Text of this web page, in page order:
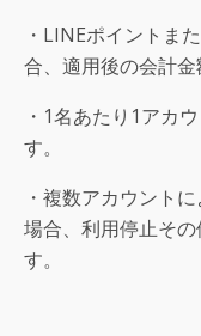
・LINEポイントま
合、適用後の会計金
・1名あたり1アカ
す。
・複数アカウント
場合、利用停止そ
す。